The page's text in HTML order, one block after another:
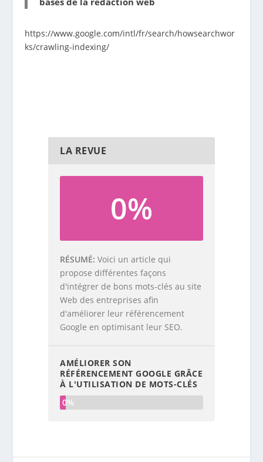
https://www.google.com/intl/fr/search/howsearchwor
ks/crawling-indexing/
LA REVUE
0%
RÉSUMÉ Voici un article qui
propose différentes façons
d'intégrer de bons mots-clés au site
Web des entreprises afin
d'améliorer leur référencement
Google en optimisant leur SEO.
AMÉLIORER SON
RÉFÉRENCEMENT GOOGLE GRÂCE
À L'UTILISATION DE MOTS-CLÉS
0%